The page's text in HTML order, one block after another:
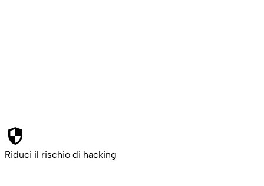
security
Riduci il rischio di hacking